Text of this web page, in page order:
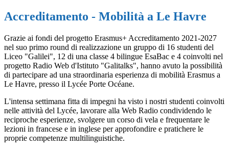
Accreditamento - Mobilità a Le Havre
Grazie ai fondi del progetto Erasmus+ Accreditamento 2021-2027
nel suo primo round di realizzazione un gruppo di 16 studenti del
Liceo "Galilei", 12 di una classe 4 bilingue EsaBac e 4 coinvolti nel
progetto Radio Web d'Istituto "Galitalks", hanno avuto la possibilità
di partecipare ad una straordinaria esperienza di mobilità Erasmus a
Le Havre, presso il Lycée Porte Océane.
L'intensa settimana fitta di impegni ha visto i nostri studenti coinvolti
nelle attività del Lycée, lavorare alla Web Radio condividendo le
reciproche esperienze, svolgere un corso di vela e frequentare le
lezioni in francese e in inglese per approfondire e pratichere le
proprie competenze multilinguistiche.